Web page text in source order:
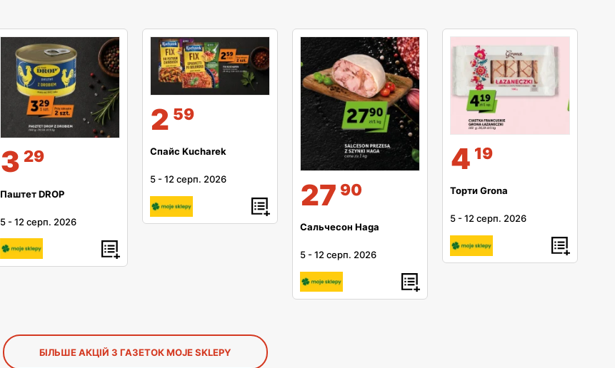
3 29
Паштет DROP
5 -12 серп. 2026
2 59
Спайс Kucharek
5 -12 серп. 2026 27 90
Сальчесон Haga
5 -12 серп. 2026
4 19
Торти Grona
5 -12 серп. 2026
БІЛЬШЕ АКЦІЙ З ГАЗЕТОК MOJE SKLEPY